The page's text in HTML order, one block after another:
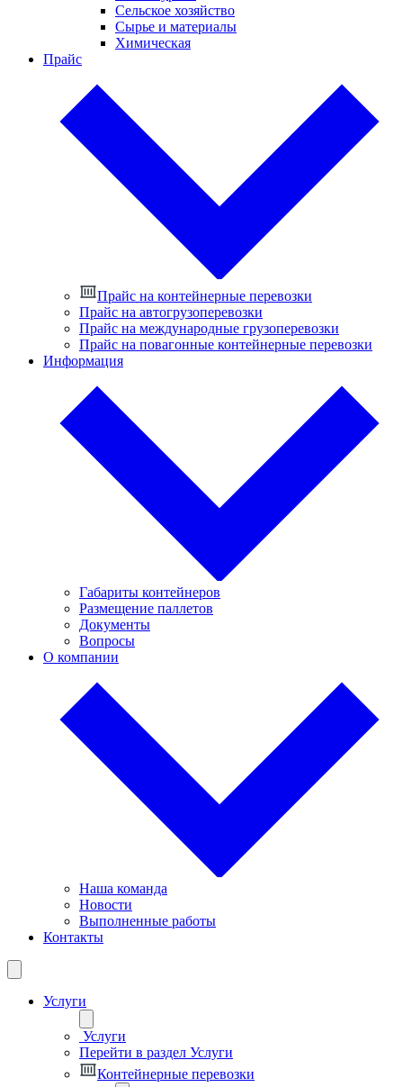
Сельское хозяйство
Сырье и материалы
Химическая
Прайс
Прайс на контейнерные перевозки
Прайс на автогрузоперевозки
Прайс на международные грузоперевозки
Прайс на повагонные контейнерные перевозки
Информация
Габариты контейнеров
Размещение паллетов
Документы
Вопросы
О компании
Наша команда
Новости
Выполненные работы
Контакты
Услуги
Услуги
Перейти в раздел Услуги
Контейнерные перевозки